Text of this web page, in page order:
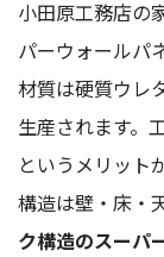
小田原工務店の
パーウォールパ
材質は硬質ウレ
生産されます。
というメリット
構造は壁・床・
ク構造のスーパ